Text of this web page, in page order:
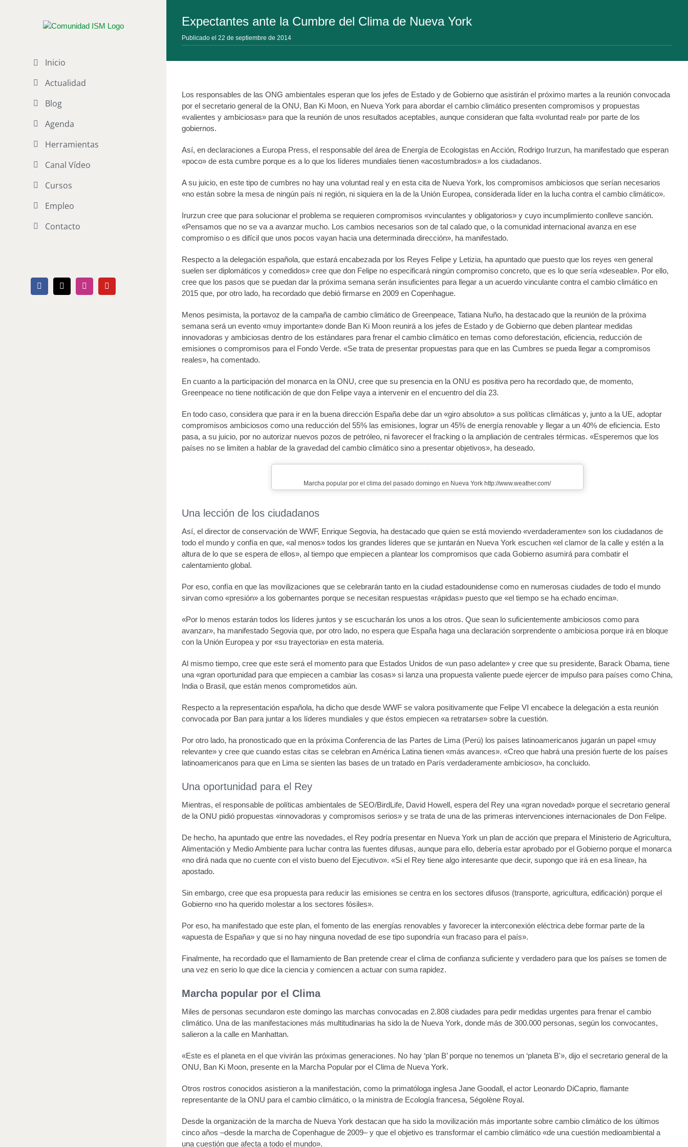
Inicio
Actualidad
Blog
Agenda
Herramientas
Canal Vídeo
Cursos
Empleo
Contacto
Facebook
X InstagramYouTube
Expectantes ante la Cumbre del Clima de Nueva York
Publicado el 22 de septiembre de 2014
Los responsables de las ONG ambientales esperan que los jefes de Estado y de Gobierno que asistirán el próximo martes a la reunión convocada
por el secretario general de la ONU, Ban Ki Moon, en Nueva York para abordar el cambio climático presenten compromisos y propuestas
«valientes y ambiciosas» para que la reunión de unos resultados aceptables, aunque consideran que falta «voluntad real» por parte de los
gobiernos.
Así, en declaraciones a Europa Press, el responsable del área de Energía de Ecologistas en Acción, Rodrigo Irurzun, ha manifestado que esperan
«poco» de esta cumbre porque es a lo que los líderes mundiales tienen «acostumbrados» a los ciudadanos.
A su juicio, en este tipo de cumbres no hay una voluntad real y en esta cita de Nueva York, los compromisos ambiciosos que serían necesarios
«no están sobre la mesa de ningún país ni región, ni siquiera en la de la Unión Europea, considerada líder en la lucha contra el cambio climático».
Irurzun cree que para solucionar el problema se requieren compromisos «vinculantes y obligatorios» y cuyo incumplimiento conlleve sanción.
«Pensamos que no se va a avanzar mucho. Los cambios necesarios son de tal calado que, o la comunidad internacional avanza en ese
compromiso o es difícil que unos pocos vayan hacia una determinada dirección», ha manifestado.
Respecto a la delegación española, que estará encabezada por los Reyes Felipe y Letizia, ha apuntado que puesto que los reyes «en general
suelen ser diplomáticos y comedidos» cree que don Felipe no especificará ningún compromiso concreto, que es lo que sería «deseable». Por ello,
cree que los pasos que se puedan dar la próxima semana serán insuficientes para llegar a un acuerdo vinculante contra el cambio climático en
2015 que, por otro lado, ha recordado que debió firmarse en 2009 en Copenhague.
Menos pesimista, la portavoz de la campaña de cambio climático de Greenpeace, Tatiana Nuño, ha destacado que la reunión de la próxima
semana será un evento «muy importante» donde Ban Ki Moon reunirá a los jefes de Estado y de Gobierno que deben plantear medidas
innovadoras y ambiciosas dentro de los estándares para frenar el cambio climático en temas como deforestación, eficiencia, reducción de
emisiones o compromisos para el Fondo Verde. «Se trata de presentar propuestas para que en las Cumbres se pueda llegar a compromisos
reales», ha comentado.
En cuanto a la participación del monarca en la ONU, cree que su presencia en la ONU es positiva pero ha recordado que, de momento,
Greenpeace no tiene notificación de que don Felipe vaya a intervenir en el encuentro del día 23.
En todo caso, considera que para ir en la buena dirección España debe dar un «giro absoluto» a sus políticas climáticas y, junto a la UE, adoptar
compromisos ambiciosos como una reducción del 55% las emisiones, lograr un 45% de energía renovable y llegar a un 40% de eficiencia. Esto
pasa, a su juicio, por no autorizar nuevos pozos de petróleo, ni favorecer el fracking o la ampliación de centrales térmicas. «Esperemos que los
países no se limiten a hablar de la gravedad del cambio climático sino a presentar objetivos», ha deseado.
Marcha popular por el clima del pasado domingo en Nueva York http://www.weather.com/
Una lección de los ciudadanos
Así, el director de conservación de WWF, Enrique Segovia, ha destacado que quien se está moviendo «verdaderamente» son los ciudadanos de
todo el mundo y confía en que, «al menos» todos los grandes líderes que se juntarán en Nueva York escuchen «el clamor de la calle y estén a la
altura de lo que se espera de ellos», al tiempo que empiecen a plantear los compromisos que cada Gobierno asumirá para combatir el
calentamiento global.
Por eso, confía en que las movilizaciones que se celebrarán tanto en la ciudad estadounidense como en numerosas ciudades de todo el mundo
sirvan como «presión» a los gobernantes porque se necesitan respuestas «rápidas» puesto que «el tiempo se ha echado encima».
«Por lo menos estarán todos los líderes juntos y se escucharán los unos a los otros. Que sean lo suficientemente ambiciosos como para
avanzar», ha manifestado Segovia que, por otro lado, no espera que España haga una declaración sorprendente o ambiciosa porque irá en bloque
con la Unión Europea y por «su trayectoria» en esta materia.
Al mismo tiempo, cree que este será el momento para que Estados Unidos de «un paso adelante» y cree que su presidente, Barack Obama, tiene
una «gran oportunidad para que empiecen a cambiar las cosas» si lanza una propuesta valiente puede ejercer de impulso para países como China,
India o Brasil, que están menos comprometidos aún.
Respecto a la representación española, ha dicho que desde WWF se valora positivamente que Felipe VI encabece la delegación a esta reunión
convocada por Ban para juntar a los líderes mundiales y que éstos empiecen «a retratarse» sobre la cuestión.
Por otro lado, ha pronosticado que en la próxima Conferencia de las Partes de Lima (Perú) los países latinoamericanos jugarán un papel «muy
relevante» y cree que cuando estas citas se celebran en América Latina tienen «más avances». «Creo que habrá una presión fuerte de los países
latinoamericanos para que en Lima se sienten las bases de un tratado en París verdaderamente ambicioso», ha concluido.
Una oportunidad para el Rey
Mientras, el responsable de políticas ambientales de SEO/BirdLife, David Howell, espera del Rey una «gran novedad» porque el secretario general
de la ONU pidió propuestas «innovadoras y compromisos serios» y se trata de una de las primeras intervenciones internacionales de Don Felipe.
De hecho, ha apuntado que entre las novedades, el Rey podría presentar en Nueva York un plan de acción que prepara el Ministerio de Agricultura,
Alimentación y Medio Ambiente para luchar contra las fuentes difusas, aunque para ello, debería estar aprobado por el Gobierno porque el monarca
«no dirá nada que no cuente con el visto bueno del Ejecutivo». «Si el Rey tiene algo interesante que decir, supongo que irá en esa línea», ha
apostado.
Sin embargo, cree que esa propuesta para reducir las emisiones se centra en los sectores difusos (transporte, agricultura, edificación) porque el
Gobierno «no ha querido molestar a los sectores fósiles».
Por eso, ha manifestado que este plan, el fomento de las energías renovables y favorecer la interconexión eléctrica debe formar parte de la
«apuesta de España» y que si no hay ninguna novedad de ese tipo supondría «un fracaso para el país».
Finalmente, ha recordado que el llamamiento de Ban pretende crear el clima de confianza suficiente y verdadero para que los países se tomen de
una vez en serio lo que dice la ciencia y comiencen a actuar con suma rapidez.
Marcha popular por el Clima
Miles de personas secundaron este domingo las marchas convocadas en 2.808 ciudades para pedir medidas urgentes para frenar el cambio
climático. Una de las manifestaciones más multitudinarias ha sido la de Nueva York, donde más de 300.000 personas, según los convocantes,
salieron a la calle en Manhattan.
«Este es el planeta en el que vivirán las próximas generaciones. No hay ‘plan B’ porque no tenemos un ‘planeta B'», dijo el secretario general de la
ONU, Ban Ki Moon, presente en la Marcha Popular por el Clima de Nueva York.
Otros rostros conocidos asistieron a la manifestación, como la primatóloga inglesa Jane Goodall, el actor Leonardo DiCaprio, flamante
representante de la ONU para el cambio climático, o la ministra de Ecología francesa, Ségolène Royal.
Desde la organización de la marcha de Nueva York destacan que ha sido la movilización más importante sobre cambio climático de los últimos
cinco años –desde la marcha de Copenhague de 2009– y que el objetivo es transformar el cambio climático «de una cuestión medioambiental a
una cuestión que afecta a todo el mundo».